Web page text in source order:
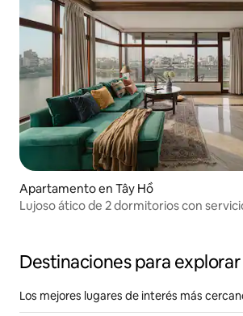
Apartamento en Tây Hồ
Lujoso ático de 2 dormitorios con
Destinaciones para explorar
Los mejores lugares de interés más